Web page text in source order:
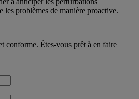
les problèmes de manière proactive.
conforme. Êtes-vous prêt à en faire